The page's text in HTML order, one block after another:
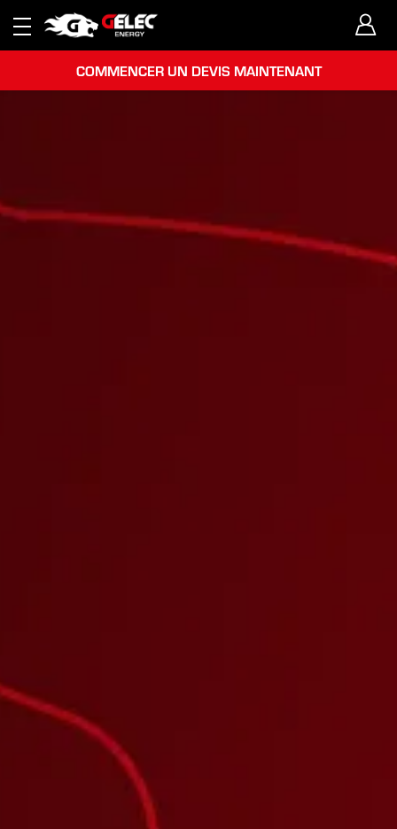
COMMENCER UN DEVIS MAINTENANT